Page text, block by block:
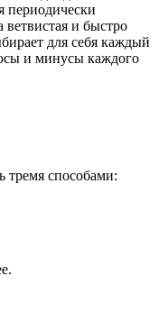
периодически
ветвистая и быстро
для себя каждый
и минусы каждого
способами: